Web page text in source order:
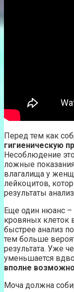
Перед тем как
гигиеническую
Несоблюдение
ложные
влагалища у
лейкоцитов,
результаты
Еще один нюанс –
кровяных клеток
быстрее анализ
тем больше
результата. Уже
уменьшается
вполне
Моча должна